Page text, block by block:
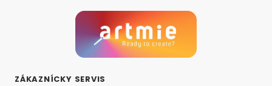
ZÁKAZNÍCKY SERVIS